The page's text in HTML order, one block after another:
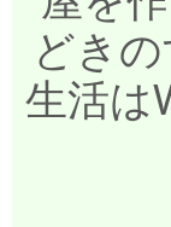
どき
生活は